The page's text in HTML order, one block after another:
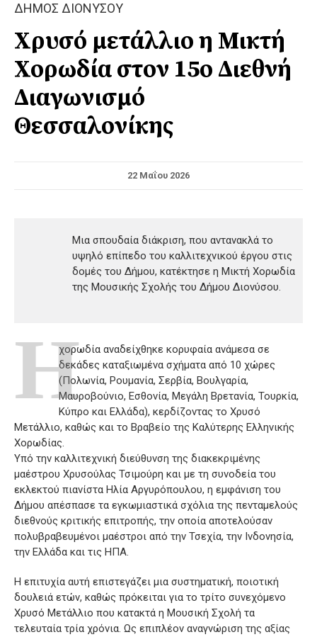
ΔΗΜΟΣ ΔΙΟΝΥΣΟΥ
Χρυσό μετάλλιο η Μικτή
Χορωδία στον 15ο Διεθνή
Διαγωνισμό
Θεσσαλονίκης
22 Μαΐου 2026
Μια σπουδαία διάκριση, που αντανακλά το
υψηλό επίπεδο του καλλιτεχνικού έργου στις
δομές του Δήμου, κατέκτησε η Μικτή Χορωδία
της Μουσικής Σχολής του Δήμου Διονύσου.
Ηχορωδία αναδείχθηκε κορυφαία ανάμεσα σε
δεκάδες καταξιωμένα σχήματα από 10 χώρες
(Πολωνία, Ρουμανία, Σερβία, Βουλγαρία,
Μαυροβούνιο, Εσθονία, Μεγάλη Βρετανία, Τουρκία,
Κύπρο και Ελλάδα), κερδίζοντας το Χρυσό
Μετάλλιο, καθώς και το Βραβείο της Καλύτερης Ελληνικής
Χορωδίας.
Υπό την καλλιτεχνική διεύθυνση της διακεκριμένης
μαέστρου Χρυσούλας Τσιμούρη και με τη συνοδεία του
εκλεκτού πιανίστα Ηλία Αργυρόπουλου, η εμφάνιση του
Δήμου απέσπασε τα εγκωμιαστικά σχόλια της πενταμελούς
διεθνούς κριτικής επιτροπής, την οποία αποτελούσαν
πολυβραβευμένοι μαέστροι από την Τσεχία, την Ινδονησία,
την Ελλάδα και τις ΗΠΑ.
Η επιτυχία αυτή επιστεγάζει μια συστηματική, ποιοτική
δουλειά ετών, καθώς πρόκειται για το τρίτο συνεχόμενο
Χρυσό Μετάλλιο που κατακτά η Μουσική Σχολή τα
τελευταία τρία χρόνια. Ως επιπλέον αναγνώριση της αξίας